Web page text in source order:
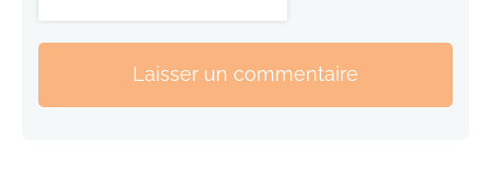
Laisser un commentaire